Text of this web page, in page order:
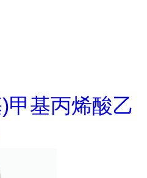
甲基丙烯酸乙